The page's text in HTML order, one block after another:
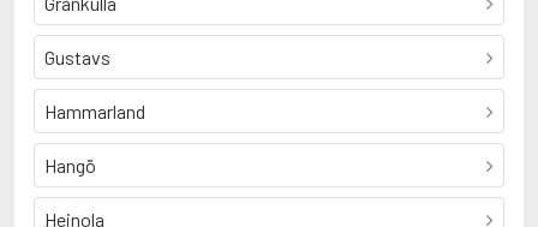
Gustavs
Hammarland
Hangö
Heinola